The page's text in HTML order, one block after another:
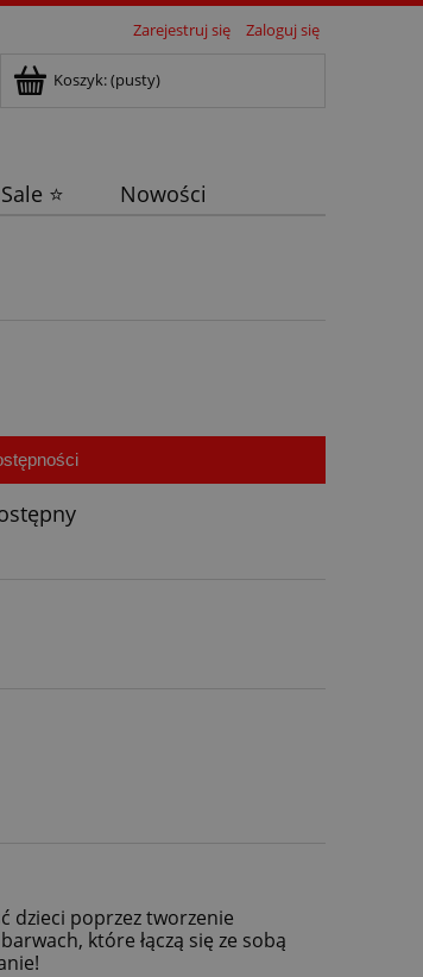
Zarejestruj się Zaloguj się
Koszyk:(pusty)
⭐ Nowości
dzieci poprzez tworzenie
które łączą się ze sobą